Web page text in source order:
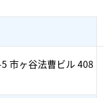
市ヶ谷法曹ビル 408